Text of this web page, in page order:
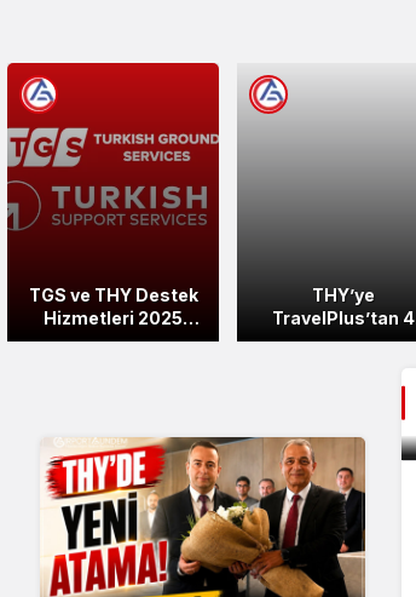
TGS ve THY Destek
Hizmetleri 2025
Maaş Zamları
THY’ye
TravelPlus’tan 4
“Gold” Ödül!